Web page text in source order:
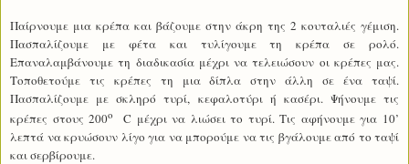
Παίρνουμε μια κρέπα και βάζουμε στην άκρη της 2 κουταλιές γέμιση.
Πασπαλίζουμε με φέτα και τυλίγουμε τη κρέπα σε ρολό.
Επαναλαμβάνουμε τη διαδικασία μέχρι να τελειώσουν οι κρέπες μας.
Τοποθετούμε τις κρέπες τη μια δίπλα στην άλλη σε ένα ταψί.
Πασπαλίζουμε με σκληρό τυρί, κεφαλοτύρι ή κασέρι. Ψήνουμε τις
κρέπες στους 200ο C μέχρι να λιώσει το τυρί. Τις αφήνουμε για 10’
λεπτά να κρυώσουν λίγο για να μπορούμε να τις βγάλουμε από το ταψί
και σερβίρουμε.